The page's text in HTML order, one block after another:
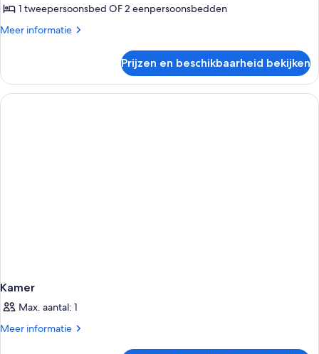
1 tweepersoonsbed OF 2 eenpersoonsbedden
Meer informatie
Meer
Prijzen en beschikbaarheid bekijken
Kamer
Max. aantal: 1
Meer informatie
Meer